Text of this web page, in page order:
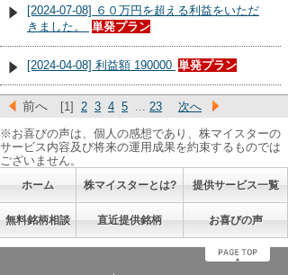
[2024-07-08] ６０万円を超える利益をいただ
きました。
単発プラン
[2024-04-08] 利益額 190000 単発プラン
前へ [1] 2 3 4 5 ... 23
次へ
※お喜びの声は、個人の感想であり、株マイスターの
サービス内容及び将来の運用成果を約束するものでは
ございません。
ホーム 株マイスターとは? 提供サービス一覧
無料銘柄相談 直近提供銘柄 お喜びの声